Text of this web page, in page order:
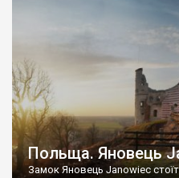
Польща. Яновець
Замок Яновець Janowiec